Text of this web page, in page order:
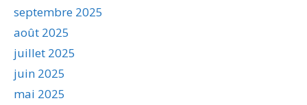
septembre 2025
août 2025
juillet 2025
juin 2025
mai 2025